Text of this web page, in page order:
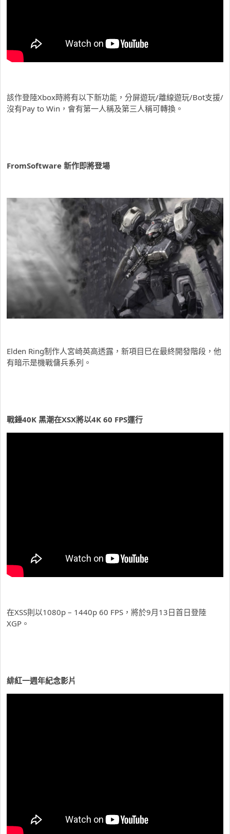
該作登陸Xbox時將有以下新功能，分屏遊玩/離線遊玩/Bot支援/
沒有Pay to Win，會有第一人稱及第三人稱可轉換。
FromSoftware 新作即將登場
Elden Ring制作人宮崎英高透露，新項目巳在最終開發階段，他
有暗示是機戰傭兵系列。
戰錘40K 黑潮在XSX將以4K 60 FPS運行
在XSS則以1080p – 1440p 60 FPS，將於9月13日首日登陸
XGP。
緋紅一週年紀念影片